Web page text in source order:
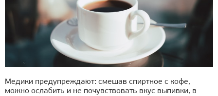
Медики предупреждают: смешав спиртное с кофе,
можно ослабить и не почувствовать вкус выпивки, в